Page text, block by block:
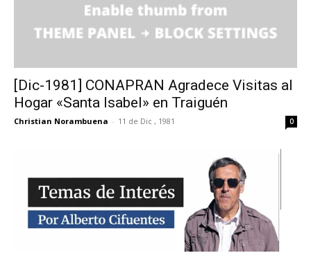
[Dic-1981] CONAPRAN Agradece Visitas al
Hogar «Santa Isabel» en Traiguén
Christian Norambuena - 11 de Dic , 1981 0